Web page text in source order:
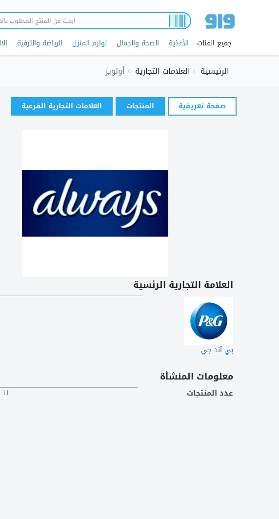
جميع الفئات الأغذية الصحة والجمال لوازم المنزل الرياضة والترفية
الرئيسية العلامات التجارية أولويز
التبويبات
الأساسية
صفحة تعريفية
التبويب
المنتجات العلامات التجارية الفرعية
العلامة التجارية الرئسية
بي آند جي
معلومات المنشأة
عدد المنتجات 11